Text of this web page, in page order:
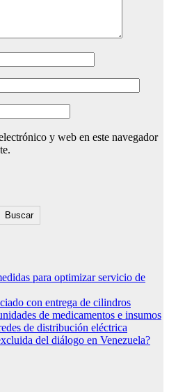
y web en este navegador
Buscar
para optimizar servicio de
con entrega de cilindros
de medicamentos e insumos
de distribución eléctrica
del diálogo en Venezuela?